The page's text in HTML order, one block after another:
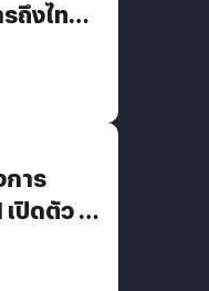
ถึงไทย
การ
ปิดตัว 4
ทศไทย